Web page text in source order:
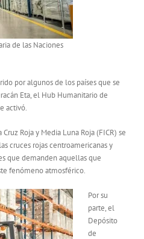
de las Naciones
por algunos de los países que se
Eta, el Hub Humanitario de
activó.
Roja y Media Luna Roja (FICR) se
cruces rojas centroamericanas y
que demanden aquellas que
fenómeno atmosférico.
Por su
parte, el
Depósito
de